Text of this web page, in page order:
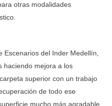
otras modalidades
del Inder Medellín,
haciendo mejora a los
superior con un trabajo
de todo ese
mucho más agradable